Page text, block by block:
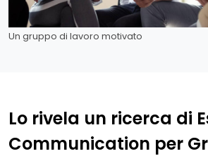
Un gruppo di lavoro motivato
Lo rivela un ricerca di
Communication per